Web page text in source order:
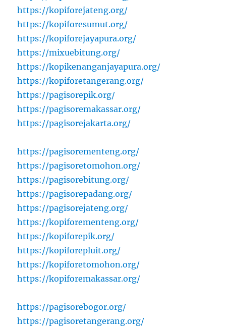
https://kopiforejateng.org/
https://kopiforesumut.org/
https://kopiforejayapura.org/
https://mixuebitung.org/
https://kopikenanganjayapura.org/
https://kopiforetangerang.org/
https://pagisorepik.org/
https://pagisoremakassar.org/
https://pagisorejakarta.org/
https://pagisorementeng.org/
https://pagisoretomohon.org/
https://pagisorebitung.org/
https://pagisorepadang.org/
https://pagisorejateng.org/
https://kopiforementeng.org/
https://kopiforepik.org/
https://kopiforepluit.org/
https://kopiforetomohon.org/
https://kopiforemakassar.org/
https://pagisorebogor.org/
https://pagisoretangerang.org/